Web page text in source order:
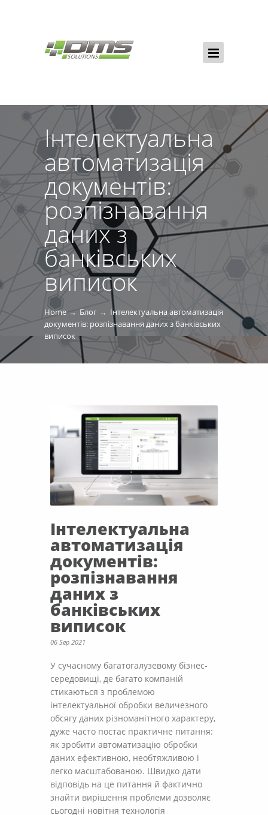
Інтелектуальна
автоматизація
документів:
розпізнавання
даних з
банківських
виписок
Home Блог
Інтелектуальна автоматизація
документів: розпізнавання даних з банківських
виписок
Інтелектуальна
автоматизація
документів:
розпізнавання
даних з
банківських
виписок
06 Sep 2021
У сучасному багатогалузевому бізнес-
середовищі, де багато компаній
стикаються з проблемою
інтелектуальної обробки величезного
обсягу даних різноманітного характеру,
дуже часто постає практичне питання:
як зробити автоматизацію обробки
даних ефективною, необтяжливою і
легко масштабованою. Швидко дати
відповідь на це питання й фактично
знайти вирішення проблеми дозволяє
сьогодні новітня технологія